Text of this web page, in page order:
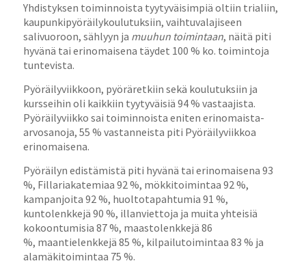
Yhdistyksen toiminnoista tyytyväisimpiä oltiin trialiin,
kaupunkipyöräilykoulutuksiin, vaihtuvalajiseen
salivuoroon, sählyyn ja muuhun toimintaan, näitä piti
hyvänä tai erinomaisena täydet 100 % ko. toimintoja
tuntevista.
Pyöräilyviikkoon, pyöräretkiin sekä koulutuksiin ja
kursseihin oli kaikkiin tyytyväisiä 94 % vastaajista.
Pyöräilyviikko sai toiminnoista eniten erinomaista-
arvosanoja, 55 % vastanneista piti Pyöräilyviikkoa
erinomaisena.
Pyöräilyn edistämistä piti hyvänä tai erinomaisena 93
%, Fillariakatemiaa 92 %, mökkitoimintaa 92 %,
kampanjoita 92 %, huoltotapahtumia 91 %,
kuntolenkkejä 90 %, illanviettoja ja muita yhteisiä
kokoontumisia 87 %, maastolenkkejä 86
%, maantielenkkejä 85 %, kilpailutoimintaa 83 % ja
alamäkitoimintaa 75 %.